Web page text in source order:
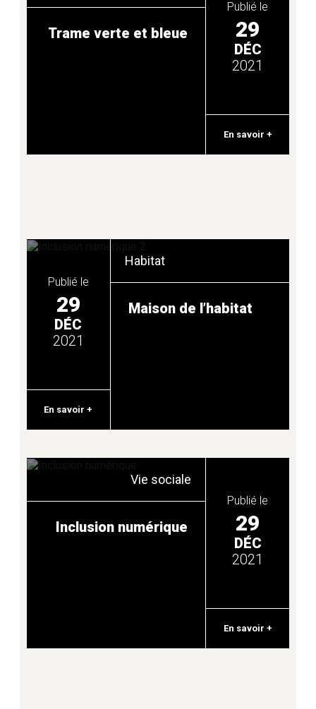
Publié le
29
DÉC
2021
En savoir +
Trame verte et bleue
Publié le
29
DÉC
2021
En savoir +
Habitat
Maison de l’habitat
Publié le
29
DÉC
2021
En savoir +
Vie sociale
Inclusion numérique